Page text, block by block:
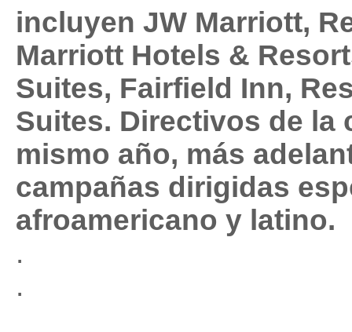
incluyen JW Marriott,
Marriott Hotels &
Suites, Fairfield Inn,
Suites. Directivos de la
mismo año, más
campañas dirigidas
afroamericano y latino.
.
.